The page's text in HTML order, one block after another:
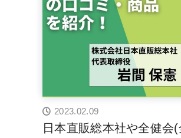
2023.02.09
日本直販総本社や全健会